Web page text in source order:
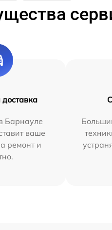
Барнауле
ваше
ремонт и